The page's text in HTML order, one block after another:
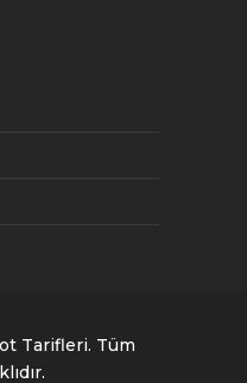
Tarifleri. Tüm